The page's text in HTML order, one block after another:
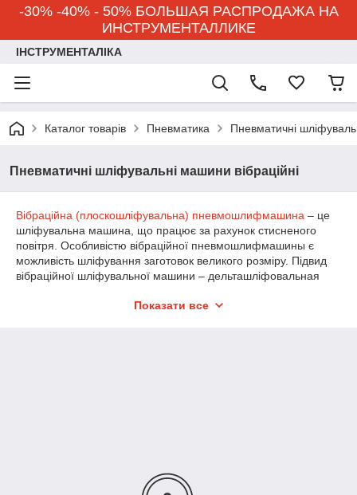
-30% -40% - 50% БОЛЬШАЯ РАСПРОДАЖА НА
ИНСТРУМЕНТАЛЛИКЕ
ІНСТРУМЕНТАЛІКА
Каталог товарів Пневматика Пневматичні
Пневматичні шліфувальні машини вібраційні
Вібраційна (плоскошліфувальна) пневмошлифмашина – це
шліфувальна машина, що працює за рахунок стисненого
повітря. Особливістю вібраційної пневмошлифмашины є
можливість шліфування заготовок великого розміру. Підвид
вібраційної шліфувальної машини – дельташліфовальная
отсутствия тяжелого электрического двигателя вибрационная
пневмошлифмашина имеет меньший вес, чем аналогичная
Показати все